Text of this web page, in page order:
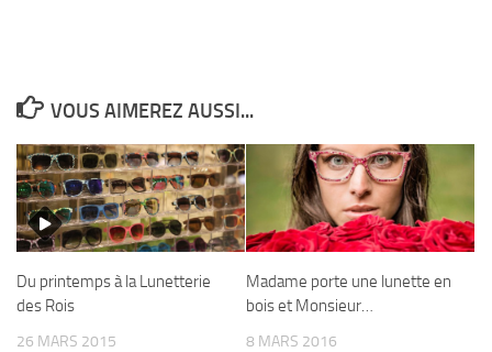
VOUS AIMEREZ AUSSI...
Du printemps à la Lunetterie
des Rois
26 MARS 2015
Madame porte une lunette en
bois et Monsieur…
8 MARS 2016